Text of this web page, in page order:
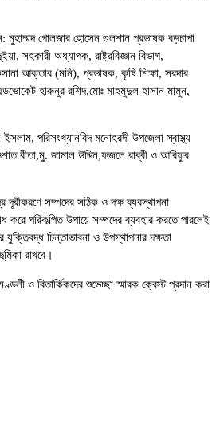
মুহাম্মদ গোলজার হোসেন গুলশান প্রভাষক বড়চাপা
সহকারী অধ্যাপক, রাষ্ট্রবিজ্ঞান বিভাগ,
আক্তার (মনি), প্রভাষক, কৃষি শিক্ষা, সরদার
হারুনুর রশিদ,মোঃ মাহমুদুল হাসান মামুন,
পরিসংখ্যানবিদ মনোহরদী উপজেলা স্বাস্থ্য
রীতা,মু. জামাল উদ্দিন,ফজলে রাব্বী ও আরিফুর
দূরীকরণে সম্পদের সঠিক ও দক্ষ ব্যবস্থাপনা
পরিকল্পিত উপায়ে সম্পদের ব্যবহার করতে পারলেই
যুক্তিবদ্ধ চিন্তাভাবনা ও উপস্থাপনার দক্ষতা
রাখবে।
ও বিতার্কিকদের শুভেচ্ছা স্মারক ক্রেস্ট প্রদান করা